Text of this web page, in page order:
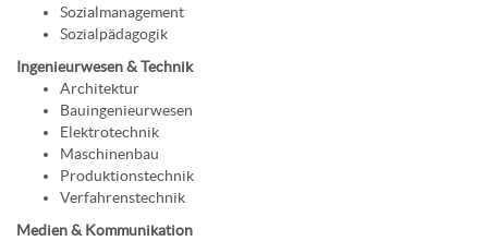
Sozialmanagement
Sozialpädagogik
Ingenieurwesen & Technik
Architektur
Bauingenieurwesen
Elektrotechnik
Maschinenbau
Produktionstechnik
Verfahrenstechnik
Medien & Kommunikation